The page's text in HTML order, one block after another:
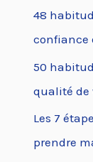
48
confiance
50
qualité de
Les 7
prendre